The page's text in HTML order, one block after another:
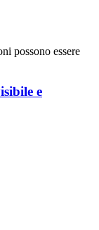
possono essere
e